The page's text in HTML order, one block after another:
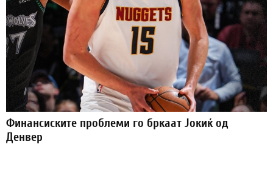
Финансиските проблеми го бркаат Јокиќ од
Денвер